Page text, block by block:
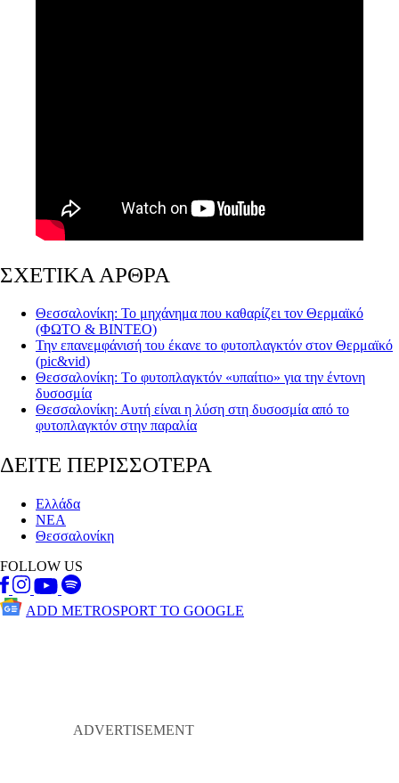
ΣΧΕΤΙΚΑ ΑΡΘΡΑ
Θεσσαλονίκη: Το μηχάνημα που καθαρίζει τον Θερμαϊκό
(ΦΩΤΟ & ΒΙΝΤΕΟ)
Την επανεμφάνισή του έκανε το φυτοπλαγκτόν στον Θερμαϊκό
(pic&vid)
Θεσσαλονίκη: Tο φυτοπλαγκτόν «υπαίτιο» για την έντονη
δυσοσμία
Θεσσαλονίκη: Αυτή είναι η λύση στη δυσοσμία από το
φυτοπλαγκτόν στην παραλία
ΔΕΙΤΕ ΠΕΡΙΣΣΟΤΕΡΑ
Ελλάδα
ΝΕΑ
Θεσσαλονίκη
FOLLOW US
ADD METROSPORT TO GOOGLE